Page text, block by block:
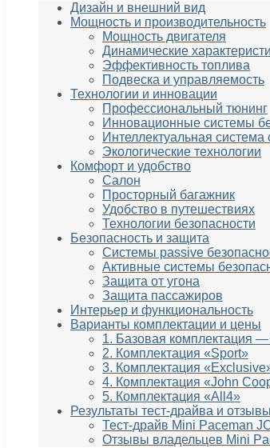
Дизайн и внешний вид
Мощность и производительность
Мощность двигателя
Динамические
Эффективность топлива
Подвеска и управляемость
Технологии и инновации
Профессиональный тюнинг
Инновационные системы
Интеллектуальная система
Экологические технологии
Комфорт и удобство
Салон
Просторный багажник
Удобство в путешествиях
Технологии безопасности
Безопасность и защита
Системы passivе
Активные системы
Защита от угона
Защита пассажиров
Интерьер и функциональность
Варианты комплектации и цены
1. Базовая комплектация
2. Комплектация «Sport»
3. Комплектация
4. Комплектация «John
5. Комплектация «All4»
Результаты тест-драйва и
Тест-драйв Mini Paceman
Отзывы владельцев Mini